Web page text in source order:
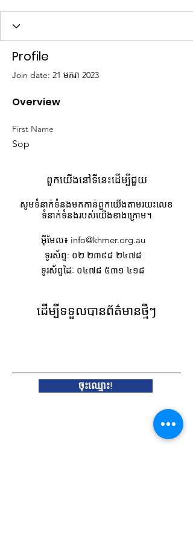
Profile
Join date: 21 មករា 2023
Overview
First Name
Sop
ពួកយើងនៅទីនេះដើម្បីជួយ
សូមទំនាក់ទំនងមកកាន់ពួកយើងតាមរយះលេខ
ទំនាក់ទំនងរបស់យើងខាងក្រោម។
អ៊ីមែល៖ info@khmer.org.au
ទូរស័ព្ទ: ០២ ២៣៩៨ ២៤៧៨
ទូរស័ព្ទដៃៈ ០៤៧៨ ៥៣១ ៤១៨
ដើម្បីទទួលបានព័ត៌មានថ្មីៗ
ចុះ​ឈ្មោះ!